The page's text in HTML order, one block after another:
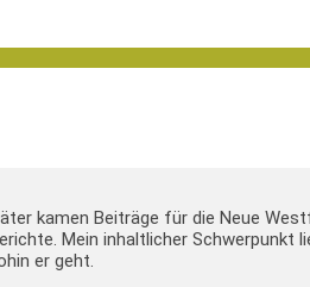
kamen Beiträge für die Neue
Mein inhaltlicher
er geht.